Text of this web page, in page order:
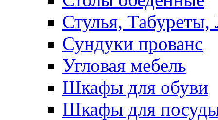
Стулья, Табуреты,
Сундуки прованс
Угловая мебель
Шкафы для обуви
Шкафы для